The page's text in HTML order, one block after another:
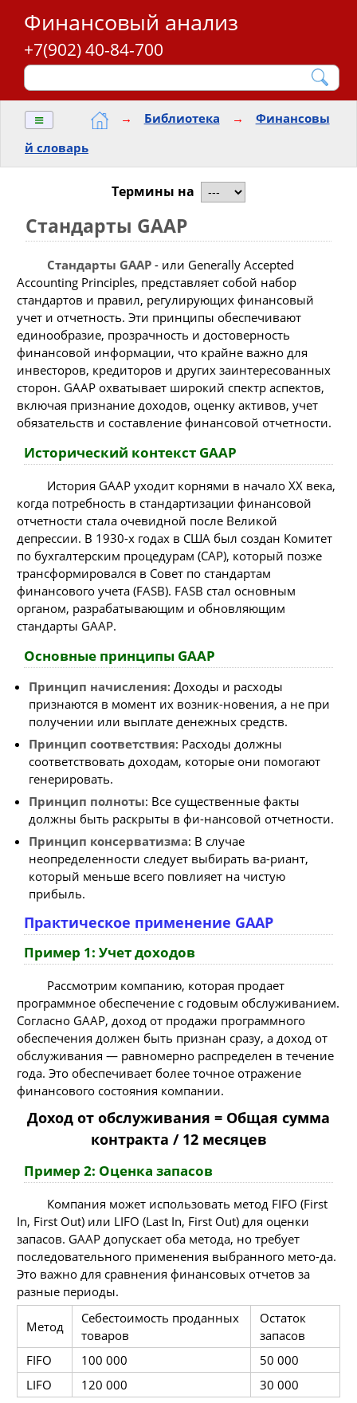
Финансовый анализ
+7(902) 40-84-700
≡ → Библиотека →
Финансовы
й словарь
Термины на
Стандарты GAAP
Стандарты GAAP- или Generally Accepted
Accounting Principles, представляет собой набор
стандартов и правил, регулирующих финансовый
учет и отчетность. Эти принципы обеспечивают
единообразие, прозрачность и достоверность
финансовой информации, что крайне важно для
инвесторов, кредиторов и других заинтересованных
сторон. GAAP охватывает широкий спектр аспектов,
включая признание доходов, оценку активов, учет
обязательств и составление финансовой отчетности.
Исторический контекст GAAP
История GAAP уходит корнями в начало XX века,
когда потребность в стандартизации финансовой
отчетности стала очевидной после Великой
депрессии. В 1930-х годах в США был создан Комитет
по бухгалтерским процедурам (CAP), который позже
трансформировался в Совет по стандартам
финансового учета (FASB). FASB стал основным
органом, разрабатывающим и обновляющим
стандарты GAAP.
Основные принципы GAAP
Принцип начисления: Доходы и расходы
признаются в момент их возник-новения, а не при
получении или выплате денежных средств.
Принцип соответствия: Расходы должны
соответствовать доходам, которые они помогают
генерировать.
Принцип полноты: Все существенные факты
должны быть раскрыты в фи-нансовой отчетности.
Принцип консерватизма: В случае
неопределенности следует выбирать ва-риант,
который меньше всего повлияет на чистую
прибыль.
Практическое применение GAAP
Пример 1: Учет доходов
Рассмотрим компанию, которая продает
программное обеспечение с годовым обслуживанием.
Согласно GAAP, доход от продажи программного
обеспечения должен быть признан сразу, а доход от
обслуживания — равномерно распределен в течение
года. Это обеспечивает более точное отражение
финансового состояния компании.
Доход от обслуживания = Общая сумма
контракта / 12 месяцев
Пример 2: Оценка запасов
Компания может использовать метод FIFO (First
In, First Out) или LIFO (Last In, First Out) для оценки
запасов. GAAP допускает оба метода, но требует
последовательного применения выбранного мето-да.
Это важно для сравнения финансовых отчетов за
разные периоды.
Метод
Себестоимость проданных
товаров
Остаток
запасов
FIFO
100 000
50 000
LIFO
120 000 30 000